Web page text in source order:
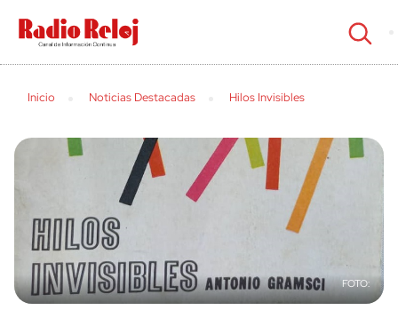
cerrar
Inicio Noticias Destacadas Hilos Invisibles